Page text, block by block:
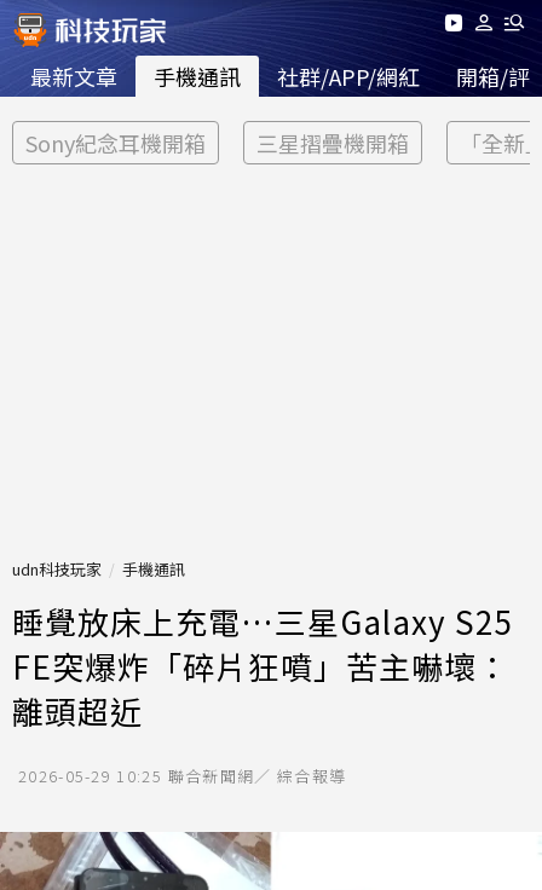
最新文章 手機通訊 社群/APP/網紅 開箱/評
Sony紀念耳機開箱 三星摺疊機開箱 「全新
udn科技玩家 手機通訊
睡覺放床上充電…三星Galaxy S25
FE突爆炸「碎片狂噴」苦主嚇壞：
離頭超近
2026-05-29 10:25 聯合新聞網／ 綜合報導